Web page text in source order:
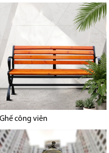
Ghế công viên